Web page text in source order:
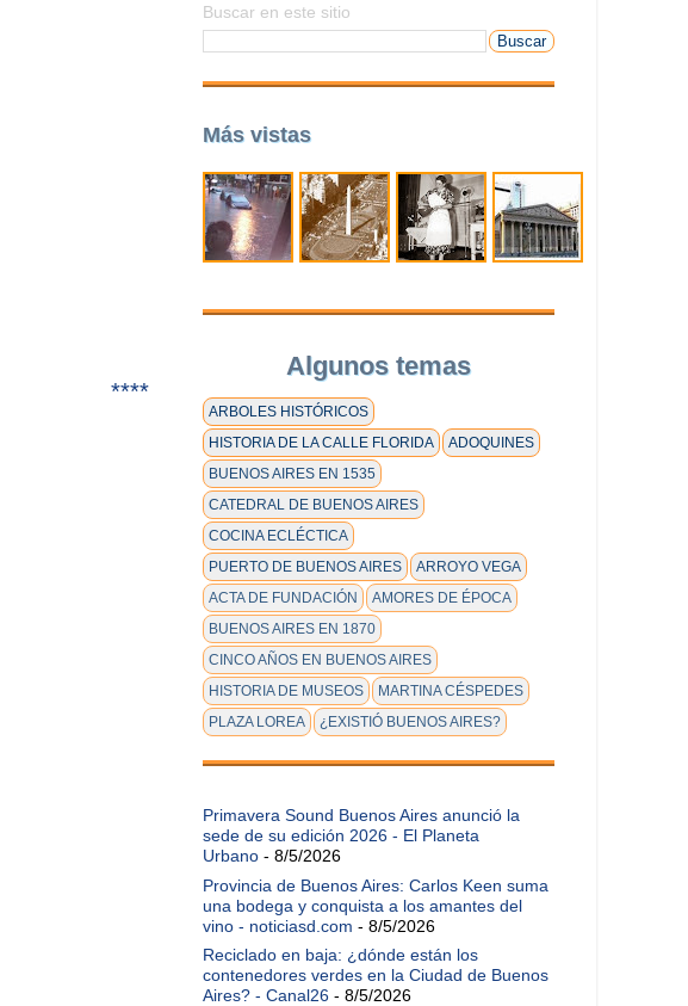
****
Buscar en este sitio
Más vistas
Algunos temas
ARBOLES HISTÓRICOS
HISTORIA DE LA CALLE FLORIDA
ADOQUINES
BUENOS AIRES EN 1535
CATEDRAL DE BUENOS AIRES
COCINA ECLÉCTICA
PUERTO DE BUENOS AIRES
ARROYO VEGA
ACTA DE FUNDACIÓN
AMORES DE ÉPOCA
BUENOS AIRES EN 1870
CINCO AÑOS EN BUENOS AIRES
HISTORIA DE MUSEOS
MARTINA CÉSPEDES
PLAZA LOREA
¿EXISTIÓ BUENOS AIRES?
Primavera Sound Buenos Aires anunció la
sede de su edición 2026 - El Planeta
Urbano - 8/5/2026
Provincia de Buenos Aires: Carlos Keen suma
una bodega y conquista a los amantes del
vino - noticiasd.com - 8/5/2026
Reciclado en baja: ¿dónde están los
contenedores verdes en la Ciudad de Buenos
Aires? - Canal26 - 8/5/2026